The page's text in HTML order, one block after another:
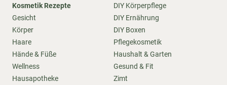
Kosmetik Rezepte
Gesicht
Körper
Haare
Hände & Füße
Wellness
Hausapotheke
DIY Körperpflege
DIY Ernährung
DIY Boxen
Pflegekosmetik
Haushalt & Garten
Gesund & Fit
Zimt